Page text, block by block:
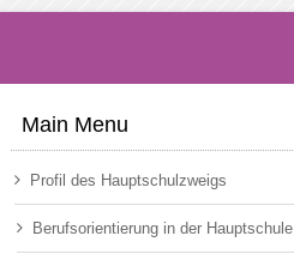
Main Menu
Profil des Hauptschulzweigs
Berufsorientierung in der Hauptschule